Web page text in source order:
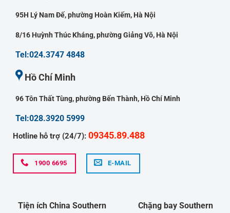
95H Lý Nam Đế, phường Hoàn Kiếm, Hà Nội
8/16 Huỳnh Thúc Kháng, phường Giảng Võ, Hà Nội
Tel:024.3747 4848
Hồ Chí Minh
96 Tôn Thất Tùng, phường Bến Thành, Hồ Chí Minh
Tel:028.3920 5999
Hotline hỗ trợ (24/7): 09345.89.488
1900 6695 E-MAIL
Tiện ích China Southern
Chặng bay Southern